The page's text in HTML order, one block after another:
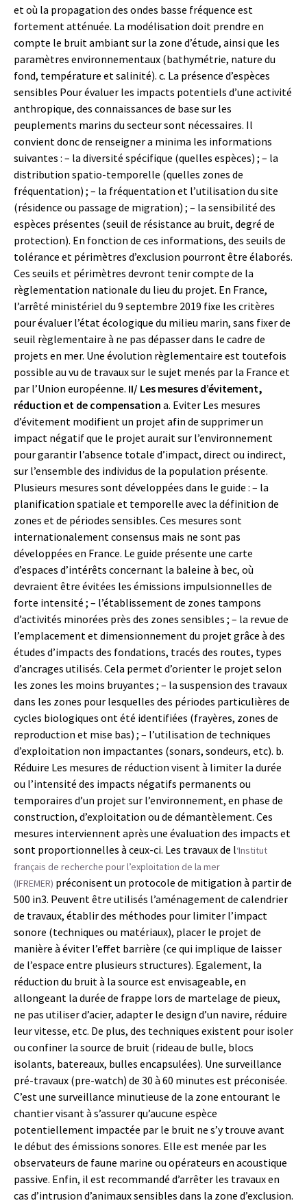
et où la propagation des ondes basse fréquence est
fortement atténuée. La modélisation doit prendre en
compte le bruit ambiant sur la zone d’étude, ainsi que les
paramètres environnementaux (bathymétrie, nature du
fond, température et salinité). c. La présence d’espèces
sensibles Pour évaluer les impacts potentiels d’une activité
anthropique, des connaissances de base sur les
peuplements marins du secteur sont nécessaires. Il
convient donc de renseigner a minima les informations
suivantes : – la diversité spécifique (quelles espèces) ; – la
distribution spatio-temporelle (quelles zones de
fréquentation) ; – la fréquentation et l’utilisation du site
(résidence ou passage de migration) ; – la sensibilité des
espèces présentes (seuil de résistance au bruit, degré de
protection). En fonction de ces informations, des seuils de
tolérance et périmètres d’exclusion pourront être élaborés.
Ces seuils et périmètres devront tenir compte de la
règlementation nationale du lieu du projet. En France,
l’arrêté ministériel du 9 septembre 2019 fixe les critères
pour évaluer l’état écologique du milieu marin, sans fixer de
seuil règlementaire à ne pas dépasser dans le cadre de
projets en mer. Une évolution règlementaire est toutefois
possible au vu de travaux sur le sujet menés par la France et
par l’Union européenne. II/ Les mesures d’évitement,
réduction et de compensation a. Eviter Les mesures
d’évitement modifient un projet afin de supprimer un
impact négatif que le projet aurait sur l’environnement
pour garantir l’absence totale d’impact, direct ou indirect,
sur l’ensemble des individus de la population présente.
Plusieurs mesures sont développées dans le guide : – la
planification spatiale et temporelle avec la définition de
zones et de périodes sensibles. Ces mesures sont
internationalement consensus mais ne sont pas
développées en France. Le guide présente une carte
d’espaces d’intérêts concernant la baleine à bec, où
devraient être évitées les émissions impulsionnelles de
forte intensité ; – l’établissement de zones tampons
d’activités minorées près des zones sensibles ; – la revue de
l’emplacement et dimensionnement du projet grâce à des
études d’impacts des fondations, tracés des routes, types
d’ancrages utilisés. Cela permet d’orienter le projet selon
les zones les moins bruyantes ; – la suspension des travaux
dans les zones pour lesquelles des périodes particulières de
cycles biologiques ont été identifiées (frayères, zones de
reproduction et mise bas) ; – l’utilisation de techniques
d’exploitation non impactantes (sonars, sondeurs, etc). b.
Réduire Les mesures de réduction visent à limiter la durée
ou l’intensité des impacts négatifs permanents ou
temporaires d’un projet sur l’environnement, en phase de
construction, d’exploitation ou de démantèlement. Ces
mesures interviennent après une évaluation des impacts et
sont proportionnelles à ceux-ci. Les travaux de l‘Institut
français de recherche pour l’exploitation de la mer
(IFREMER) préconisent un protocole de mitigation à partir de
500 in3. Peuvent être utilisés l’aménagement de calendrier
de travaux, établir des méthodes pour limiter l’impact
sonore (techniques ou matériaux), placer le projet de
manière à éviter l’effet barrière (ce qui implique de laisser
de l’espace entre plusieurs structures). Egalement, la
réduction du bruit à la source est envisageable, en
allongeant la durée de frappe lors de martelage de pieux,
ne pas utiliser d’acier, adapter le design d’un navire, réduire
leur vitesse, etc. De plus, des techniques existent pour isoler
ou confiner la source de bruit (rideau de bulle, blocs
isolants, batereaux, bulles encapsulées). Une surveillance
pré-travaux (pre-watch) de 30 à 60 minutes est préconisée.
C’est une surveillance minutieuse de la zone entourant le
chantier visant à s’assurer qu’aucune espèce
potentiellement impactée par le bruit ne s’y trouve avant
le début des émissions sonores. Elle est menée par les
observateurs de faune marine ou opérateurs en acoustique
passive. Enfin, il est recommandé d’arrêter les travaux en
cas d’intrusion d’animaux sensibles dans la zone d’exclusion.